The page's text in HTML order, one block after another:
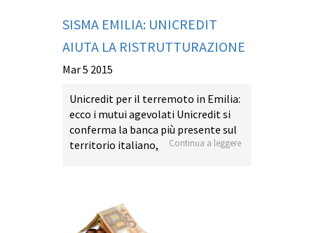
SISMA EMILIA: UNICREDIT
AIUTA LA RISTRUTTURAZIONE
Mar 5 2015
Unicredit per il terremoto in Emilia:
ecco i mutui agevolati Unicredit si
conferma la banca più presente sul
territorio italiano,
Continua a leggere